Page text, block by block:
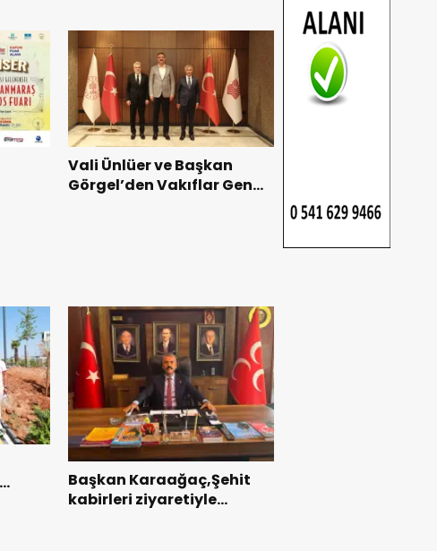
Vali Ünlüer ve Başkan
Görgel’den Vakıflar Genel
Başkan Karaağaç,Şehit
kabirleri ziyaretiyle